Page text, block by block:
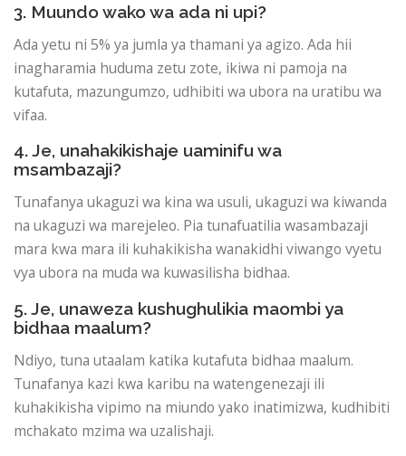
3. Muundo wako wa ada ni upi?
Ada yetu ni 5% ya jumla ya thamani ya agizo. Ada hii
inagharamia huduma zetu zote, ikiwa ni pamoja na
kutafuta, mazungumzo, udhibiti wa ubora na uratibu wa
vifaa.
4. Je, unahakikishaje uaminifu wa
msambazaji?
Tunafanya ukaguzi wa kina wa usuli, ukaguzi wa kiwanda
na ukaguzi wa marejeleo. Pia tunafuatilia wasambazaji
mara kwa mara ili kuhakikisha wanakidhi viwango vyetu
vya ubora na muda wa kuwasilisha bidhaa.
5. Je, unaweza kushughulikia maombi ya
bidhaa maalum?
Ndiyo, tuna utaalam katika kutafuta bidhaa maalum.
Tunafanya kazi kwa karibu na watengenezaji ili
kuhakikisha vipimo na miundo yako inatimizwa, kudhibiti
mchakato mzima wa uzalishaji.